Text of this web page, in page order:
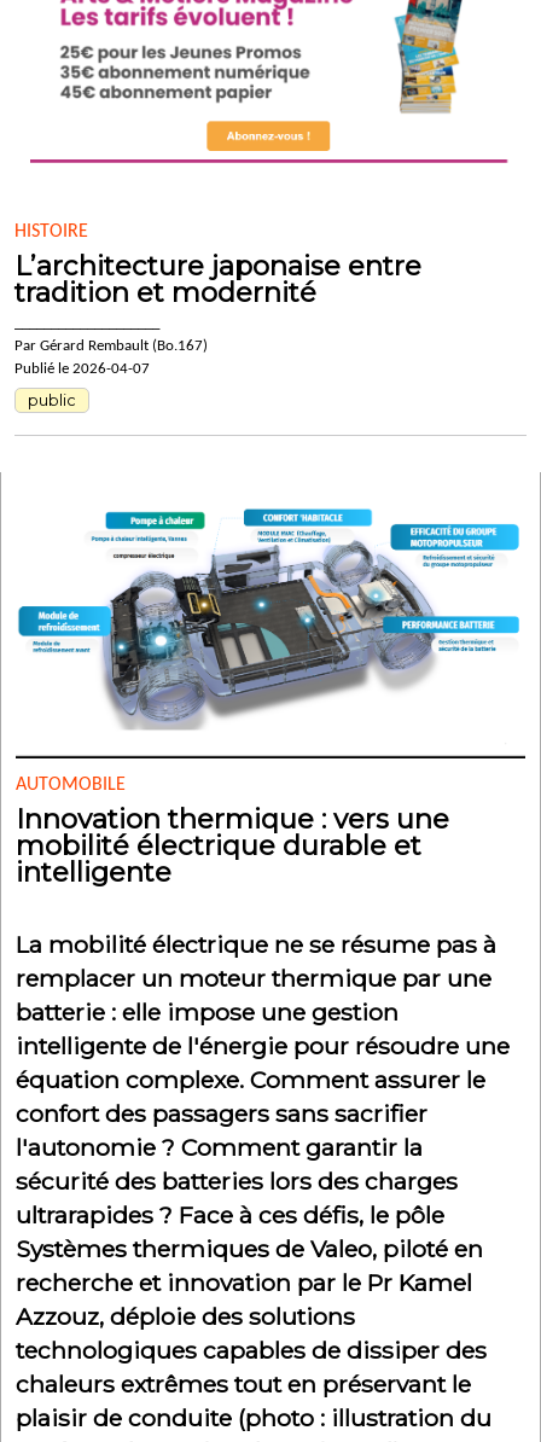
HISTOIRE
L’architecture japonaise entre
tradition et modernité
Par Gérard Rembault (Bo.167)
Publié le 2026-04-07
public
AUTOMOBILE
Innovation thermique : vers une
mobilité électrique durable et
intelligente
La mobilité électrique ne se résume pas à
remplacer un moteur thermique par une
batterie : elle impose une gestion
intelligente de l'énergie pour résoudre une
équation complexe. Comment assurer le
confort des passagers sans sacrifier
l'autonomie ? Comment garantir la
sécurité des batteries lors des charges
ultrarapides ? Face à ces défis, le pôle
Systèmes thermiques de Valeo, piloté en
recherche et innovation par le Pr Kamel
Azzouz, déploie des solutions
technologiques capables de dissiper des
chaleurs extrêmes tout en préservant le
plaisir de conduite (photo : illustration du